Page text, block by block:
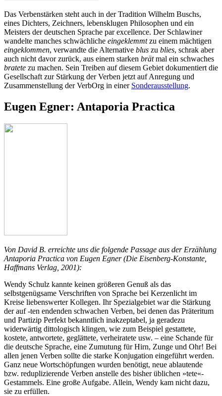
Das Verbenstärken steht auch in der Tradition Wilhelm Buschs,
eines Dichters, Zeichners, lebensklugen Philosophen und ein
Meisters der deutschen Sprache par excellence. Der Schlawiner
wandelte manches schwächliche eingeklemmtzu einem mächtigen
eingeklommen, verwandte die Alternative blus zu blies, schrak aber
auch nicht davor zurück, aus einem starken brätmal ein schwaches
bratete zu machen. Sein Treiben auf diesem Gebiet dokumentiert die
Gesellschaft zur Stärkung der Verben jetzt auf Anregung und
Zusammenstellung der VerbOrg in einer Sonderausstellung.
Eugen Egner: Antaporia Practica
Von David B. erreichte uns die folgende Passage aus der Erzählung
Antaporia Practica von Eugen Egner (Die Eisenberg-Konstante,
Haffmans Verlag, 2001):
Wendy Schulz kannte keinen größeren Genuß als das
selbstgenügsame Verschriften von Sprache bei Kerzenlicht im
Kreise liebenswerter Kollegen. Ihr Spezialgebiet war die Stärkung
der auf -ten endenden schwachen Verben, bei denen das Präteritum
und Partizip Perfekt bekanntlich inakzeptabel, ja geradezu
widerwärtig dittologisch klingen, wie zum Beispiel gestattete,
kostete, antwortete, geglättete, ver­heiratete usw. – eine Schande für
die deutsche Sprache, eine Zumutung für Hirn, Zunge und Ohr! Bei
allen jenen Verben sollte die starke Konjugation eingeführt werden.
Ganz neue Wort­schöpfungen wurden benötigt, neue ablautende
bzw. reduplizierende Verben anstelle des bisher üblichen »tete«-
Gestammels. Eine große Aufgabe. Allein, Wendy kam nicht dazu,
sie zu erfüllen.